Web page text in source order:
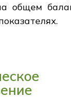
общем